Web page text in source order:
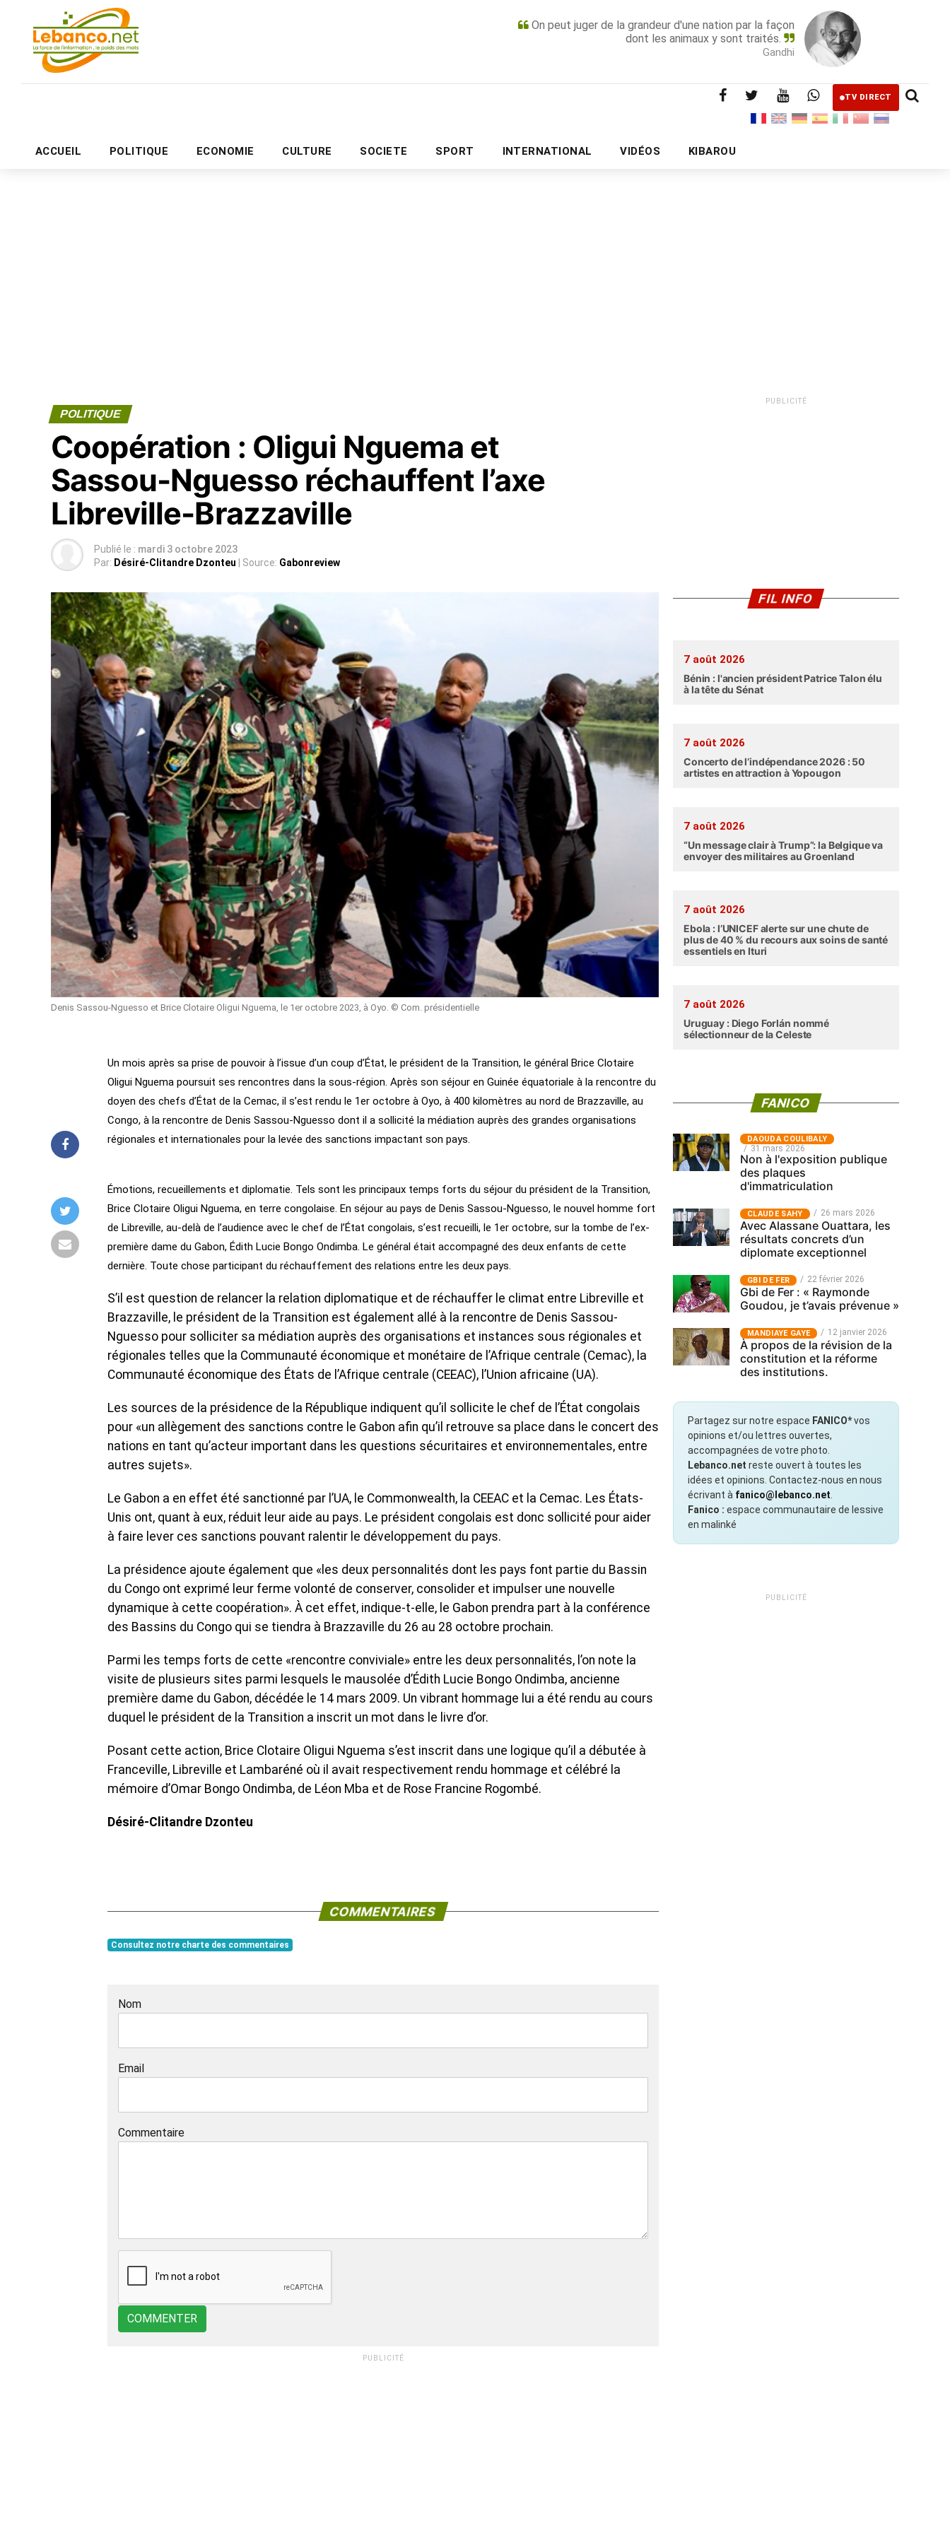
On peut juger de la grandeur d'une nation par la façon
dont les animaux y sont traités.
Gandhi
TV DIRECT
ACCUEIL POLITIQUE ECONOMIE CULTURE SOCIETE SPORT INTERNATIONAL VIDÉOS KIBAROU
PUBLICITÉ
POLITIQUE
Coopération : Oligui Nguema et
Sassou-Nguesso réchauffent l’axe
Libreville-Brazzaville
Publié le : mardi 3 octobre 2023
Par: Désiré-Clitandre Dzonteu | Source: Gabonreview
Denis Sassou-Nguesso et Brice Clotaire Oligui Nguema, le 1er octobre 2023, à Oyo. © Com. présidentielle
Un mois après sa prise de pouvoir à l’issue d’un coup d’État, le président de la Transition, le général Brice Clotaire
Oligui Nguema poursuit ses rencontres dans la sous-région. Après son séjour en Guinée équatoriale à la rencontre du
doyen des chefs d’État de la Cemac, il s’est rendu le 1er octobre à Oyo, à 400 kilomètres au nord de Brazzaville, au
Congo, à la rencontre de Denis Sassou-Nguesso dont il a sollicité la médiation auprès des grandes organisations
régionales et internationales pour la levée des sanctions impactant son pays.
Émotions, recueillements et diplomatie. Tels sont les principaux temps forts du séjour du président de la Transition,
Brice Clotaire Oligui Nguema, en terre congolaise. En séjour au pays de Denis Sassou-Nguesso, le nouvel homme fort
de Libreville, au-delà de l’audience avec le chef de l’État congolais, s’est recueilli, le 1er octobre, sur la tombe de l’ex-
première dame du Gabon, Édith Lucie Bongo Ondimba. Le général était accompagné des deux enfants de cette
dernière. Toute chose participant du réchauffement des relations entre les deux pays.
S’il est question de relancer la relation diplomatique et de réchauffer le climat entre Libreville et
Brazzaville, le président de la Transition est également allé à la rencontre de Denis Sassou-
Nguesso pour solliciter sa médiation auprès des organisations et instances sous régionales et
régionales telles que la Communauté économique et monétaire de l’Afrique centrale (Cemac), la
Communauté économique des États de l’Afrique centrale (CEEAC), l’Union africaine (UA).
Les sources de la présidence de la République indiquent qu’il sollicite le chef de l’État congolais
pour «un allègement des sanctions contre le Gabon afin qu’il retrouve sa place dans le concert des
nations en tant qu’acteur important dans les questions sécuritaires et environnementales, entre
autres sujets».
Le Gabon a en effet été sanctionné par l’UA, le Commonwealth, la CEEAC et la Cemac. Les États-
Unis ont, quant à eux, réduit leur aide au pays. Le président congolais est donc sollicité pour aider
à faire lever ces sanctions pouvant ralentir le développement du pays.
La présidence ajoute également que «les deux personnalités dont les pays font partie du Bassin
du Congo ont exprimé leur ferme volonté de conserver, consolider et impulser une nouvelle
dynamique à cette coopération». À cet effet, indique-t-elle, le Gabon prendra part à la conférence
des Bassins du Congo qui se tiendra à Brazzaville du 26 au 28 octobre prochain.
Parmi les temps forts de cette «rencontre conviviale» entre les deux personnalités, l’on note la
visite de plusieurs sites parmi lesquels le mausolée d’Édith Lucie Bongo Ondimba, ancienne
première dame du Gabon, décédée le 14 mars 2009. Un vibrant hommage lui a été rendu au cours
duquel le président de la Transition a inscrit un mot dans le livre d’or.
Posant cette action, Brice Clotaire Oligui Nguema s’est inscrit dans une logique qu’il a débutée à
Franceville, Libreville et Lambaréné où il avait respectivement rendu hommage et célébré la
mémoire d’Omar Bongo Ondimba, de Léon Mba et de Rose Francine Rogombé.
Désiré-Clitandre Dzonteu
COMMENTAIRES
Consultez notre charte des commentaires
Nom
Email
Commentaire
COMMENTER
PUBLICITÉ
PUBLICITÉ
FIL INFO
7 août 2026
Bénin : l'ancien président Patrice Talon élu
à la tête du Sénat
7 août 2026
Concerto de l’indépendance 2026 : 50
artistes en attraction à Yopougon
7 août 2026
“Un message clair à Trump”: la Belgique va
envoyer des militaires au Groenland
7 août 2026
Ebola : l’UNICEF alerte sur une chute de
plus de 40 % du recours aux soins de santé
essentiels en Ituri
7 août 2026
Uruguay : Diego Forlán nommé
sélectionneur de la Celeste
FANICO
‎DAOUDA COULIBALY
31 mars 2026
Non à l'exposition publique
des plaques
d'immatriculation
CLAUDE SAHY 26 mars 2026
Avec Alassane Ouattara, les
résultats concrets d’un
diplomate exceptionnel
GBI DE FER 22 février 2026
Gbi de Fer : « Raymonde
Goudou, je t’avais prévenue »
MANDIAYE GAYE 12 janvier 2026
À propos de la révision de la
constitution et la réforme
des institutions.
Partagez sur notre espace FANICO*vos
opinions et/ou lettres ouvertes,
accompagnées de votre photo.
Lebanco.net reste ouvert à toutes les
idées et opinions. Contactez-nous en nous
écrivant à fanico@lebanco.net
Fanico : espace communautaire de lessive
en malinké
PUBLICITÉ